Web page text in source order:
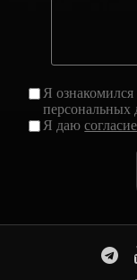
Я
персональных
Я даюсогласие